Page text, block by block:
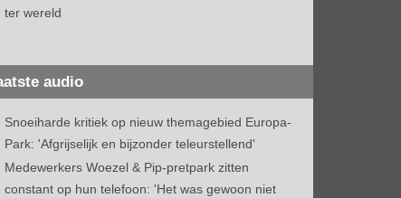
ter wereld
audio
Snoeiharde kritiek op nieuw themagebied Europa-
Park: 'Afgrijselijk en bijzonder teleurstellend'
Medewerkers Woezel & Pip-pretpark zitten
constant op hun telefoon: 'Het was gewoon niet